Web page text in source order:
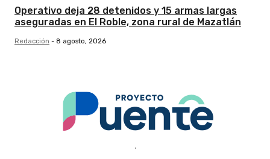
Operativo deja 28 detenidos y 15 armas largas
aseguradas en El Roble, zona rural de Mazatlán
Redacción - 8 agosto, 2026
.